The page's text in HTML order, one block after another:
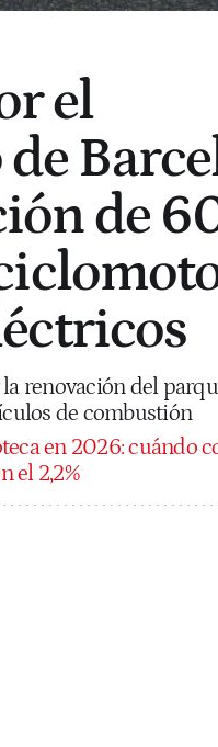
el
de
renovación del
de combustión
en 2026: cuándo
el 2,2%